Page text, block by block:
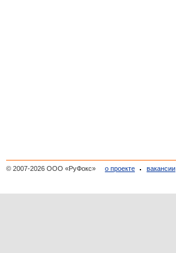
© 2007-2026 ООО «РуФокс» о проекте вакансии